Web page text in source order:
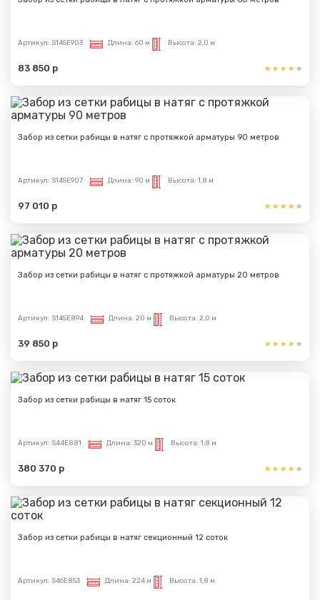
Артикул: S145E903 Длина: 60 м Высота: 2,0 м
83 850 р
Забор из сетки рабицы в натяг с протяжкой арматуры 90 метров
Артикул: S145E907 Длина: 90 м Высота: 1,8 м
97 010 р
Забор из сетки рабицы в натяг с протяжкой арматуры 20 метров
Артикул: S145E894 Длина: 20 м Высота: 2,0 м
39 850 р
Забор из сетки рабицы в натяг 15 соток
Артикул: S44E881 Длина: 320 м Высота: 1,8 м
380 370 р
Забор из сетки рабицы в натяг секционный 12 соток
Артикул: S46E853 Длина: 224 м Высота: 1,8 м